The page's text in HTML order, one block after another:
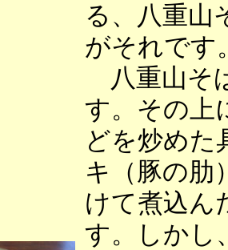
る、八重山
がそれです
八重山そ
す。その上
どを炒めた
キ（豚の肋
けて煮込ん
す。しかし